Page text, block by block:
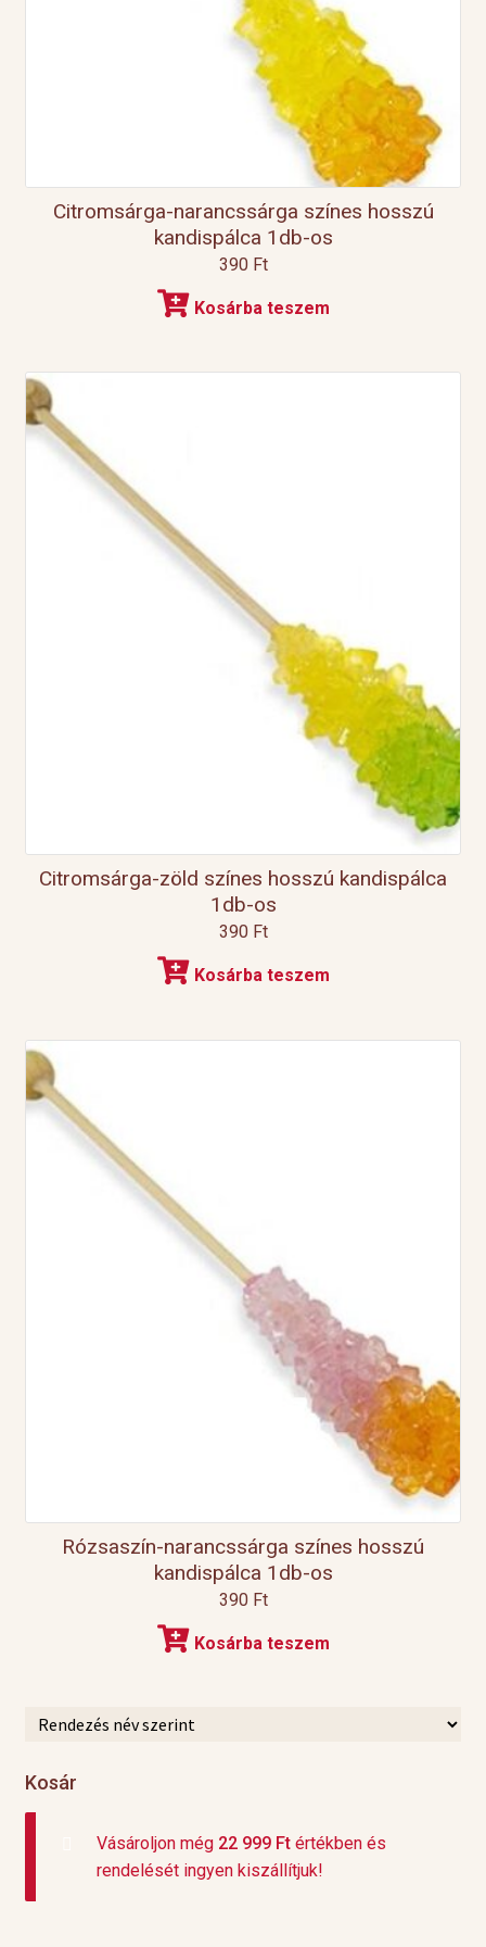
Citromsárga-narancssárga színes hosszú
kandispálca 1db-os
390 Ft
Kosárba teszem
Citromsárga-zöld színes hosszú kandispálca
1db-os
390 Ft
Kosárba teszem
Rózsaszín-narancssárga színes hosszú
kandispálca 1db-os
390 Ft
Kosárba teszem
Kosár
Vásároljon még 22 999 Ftértékben és
rendelését ingyen kiszállítjuk!